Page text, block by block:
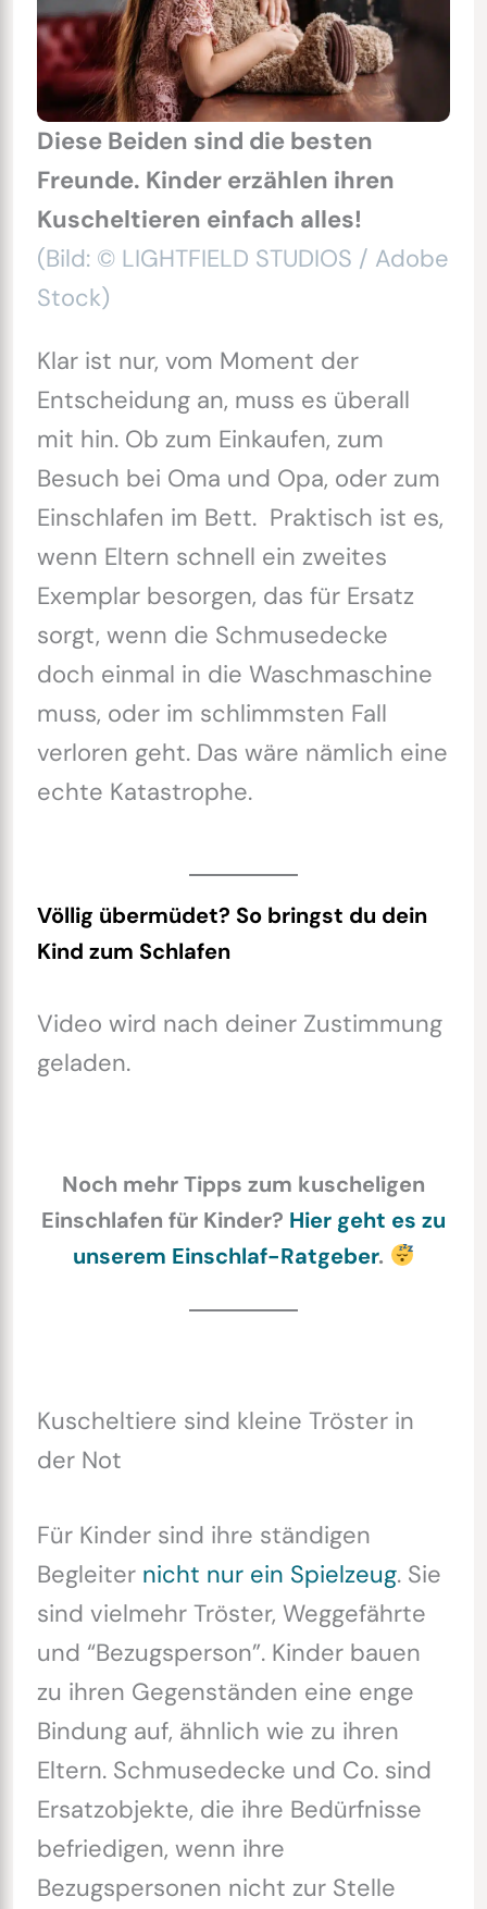
Diese Beiden sind die besten
Freunde. Kinder erzählen ihren
Kuscheltieren einfach alles!
(Bild: © LIGHTFIELD STUDIOS / Adobe
Stock)
Klar ist nur, vom Moment der
Entscheidung an, muss es überall
mit hin. Ob zum Einkaufen, zum
Besuch bei Oma und Opa, oder zum
Einschlafen im Bett. Praktisch ist es,
wenn Eltern schnell ein zweites
Exemplar besorgen, das für Ersatz
sorgt, wenn die Schmusedecke
doch einmal in die Waschmaschine
muss, oder im schlimmsten Fall
verloren geht. Das wäre nämlich eine
echte Katastrophe.
Völlig übermüdet? So bringst du dein
Kind zum Schlafen
Video wird nach deiner Zustimmung
geladen.
Noch mehr Tipps zum kuscheligen
Einschlafen für Kinder? Hier geht es zu
unserem Einschlaf-Ratgeber.
Kuscheltiere sind kleine Tröster in
der Not
Für Kinder sind ihre ständigen
Begleiter nicht nur ein Spielzeug. Sie
sind vielmehr Tröster, Weggefährte
und “Bezugsperson”. Kinder bauen
zu ihren Gegenständen eine enge
Bindung auf, ähnlich wie zu ihren
Eltern. Schmusedecke und Co. sind
Ersatzobjekte, die ihre Bedürfnisse
befriedigen, wenn ihre
Bezugspersonen nicht zur Stelle